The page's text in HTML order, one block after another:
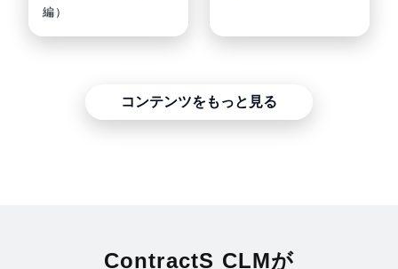
編）
コンテンツをもっと見る
ContractS CLMが